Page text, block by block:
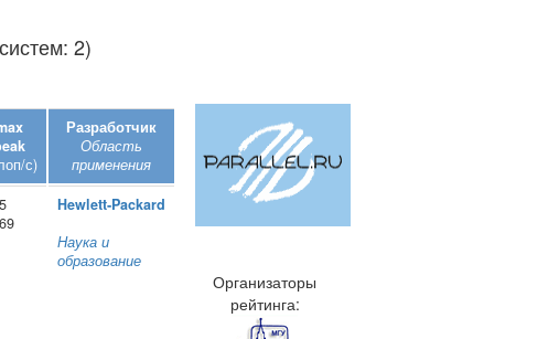
2)
с)
Разработчик
Область
применения
Hewlett‑Packard
Наука и
образование
Организаторы
рейтинга: